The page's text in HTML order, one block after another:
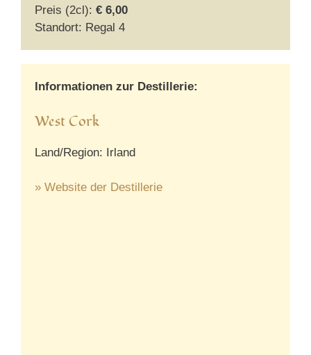
Preis (2cl): € 6,00
Standort: Regal 4
Informationen zur Destillerie:
West Cork
Land/Region: Irland
» Website der Destillerie